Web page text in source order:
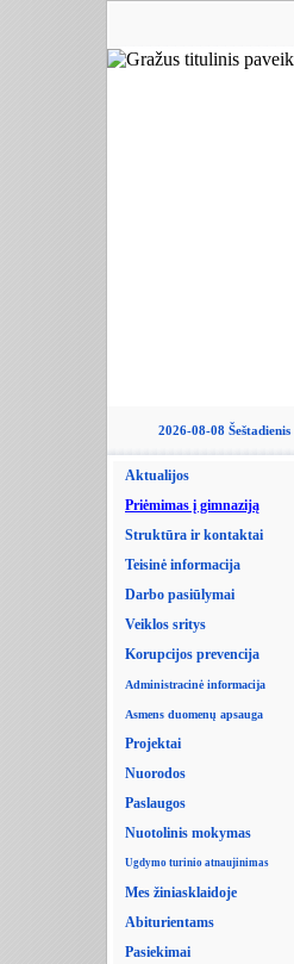
2026-08-08 Šeštadienis
Aktualijos
Priėmimas į gimnaziją
Struktūra ir kontaktai
Teisinė informacija
Darbo pasiūlymai
Veiklos sritys
Korupcijos prevencija
Administracinė informacija
Asmens duomenų apsauga
Projektai
Nuorodos
Paslaugos
Nuotolinis mokymas
Ugdymo turinio atnaujinimas
Mes žiniasklaidoje
Abiturientams
Pasiekimai